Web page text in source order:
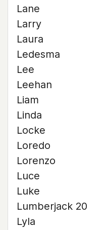
Lane
Larry
Laura
Ledesma
Lee
Leehan
Liam
Linda
Locke
Loredo
Lorenzo
Luce
Luke
Lumberjack 20
Lyla